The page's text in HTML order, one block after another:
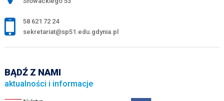
58 621 72 24
sekretariat@sp51.edu.gdynia.pl
BĄDŹ Z NAMI
aktualności i informacje